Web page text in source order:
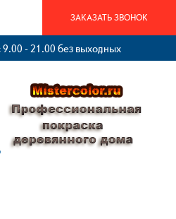
ЗАКАЗАТЬ ЗВОНОК
- 21.00 без выходных